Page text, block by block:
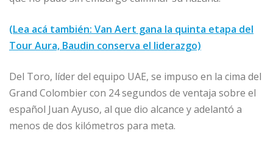
(Lea acá también: Van Aert gana la quinta etapa del
Tour Aura, Baudin conserva el liderazgo)
Del Toro, líder del equipo UAE, se impuso en la cima del
Grand Colombier con 24 segundos de ventaja sobre el
español Juan Ayuso, al que dio alcance y adelantó a
menos de dos kilómetros para meta.